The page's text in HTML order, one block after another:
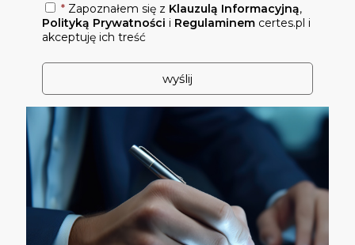
* Zapoznałem się z Klauzulą Informacyjną,
Polityką Prywatności i Regulaminem certes.pl i
akceptuję ich treść